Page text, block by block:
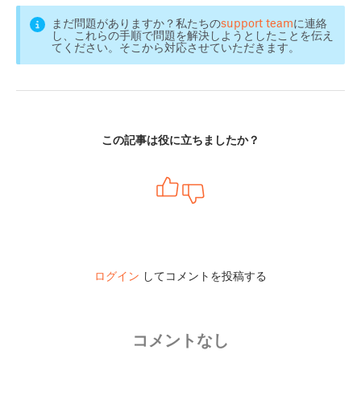
まだ問題がありますか？私たちのsupport teamに連絡
し、これらの手順で問題を解決しようとしたことを伝え
てください。そこから対応させていただきます。
この記事は役に立ちましたか？
ログイン してコメントを投稿する
コメントなし